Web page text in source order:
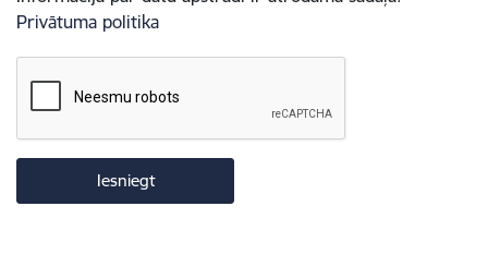
Privātuma politika